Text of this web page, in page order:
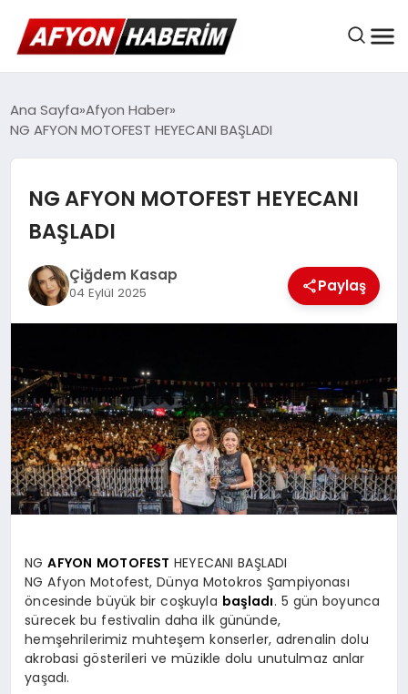
AFYON HABER
BELEDIYELER
EKONOMI
DÜNYA
SPOR
MAGAZIN
SAĞLIK
TEKNOLOJI
Ana Sayfa Afyon Haber
NG AFYON MOTOFEST HEYECANI BAŞLADI
NG AFYON MOTOFEST HEYECANI
BAŞLADI
Çiğdem Kasap
04 Eylül 2025 Paylaş
NGAFYON MOTOFEST HEYECANI BAŞLADI
NG Afyon Motofest, Dünya Motokros Şampiyonası
öncesinde büyük bir coşkuyla başladı. 5 gün boyunca
sürecek bu festivalin daha ilk gününde,
hemşehrilerimiz muhteşem konserler, adrenalin dolu
akrobasi gösterileri ve müzikle dolu unutulmaz anlar
yaşadı.